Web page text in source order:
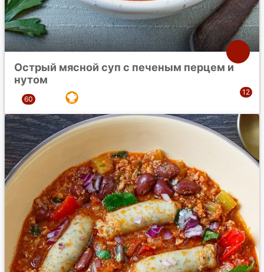
Острый мясной суп с печеным перцем и
нутом